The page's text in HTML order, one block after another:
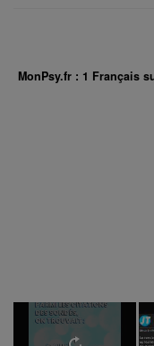
MonPsy.fr : 1 Français